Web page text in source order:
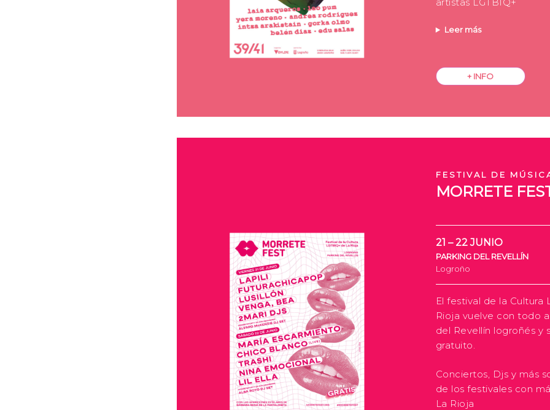
Leer más
+ INFO
FESTIVAL DE
MORRETE
21 – 22 JUNIO
PARKING DEL REVELLÍN
Logroño
El festival de la Cultura
Rioja vuelve con todo
del Revellín logroñés y
gratuito.
Conciertos, Djs y más
de los festivales con
La Rioja